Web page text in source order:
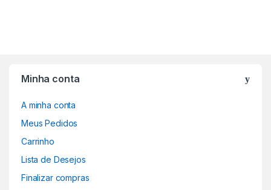
Minha conta
A minha conta
Meus Pedidos
Carrinho
Lista de Desejos
Finalizar compras